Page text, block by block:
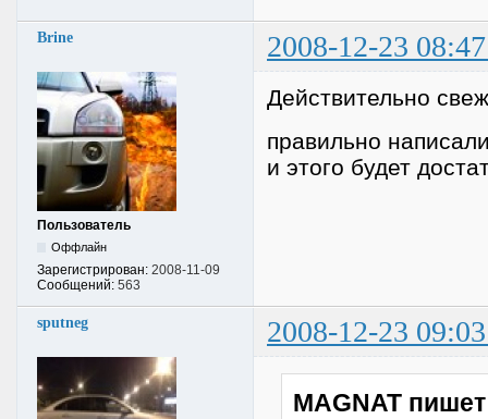
Brine 2008-12-23
Пользователь
Оффлайн
Зарегистрирован: 2008-11-09
Сообщений: 563
Действительно
правильно
и этого будет
sputneg 2008-12-23
MAGNAT